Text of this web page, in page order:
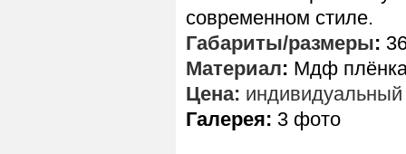
современном стиле.
Габариты/размеры:
Материал: Мдф
Цена: индивидуальный
Галерея: 3 фото